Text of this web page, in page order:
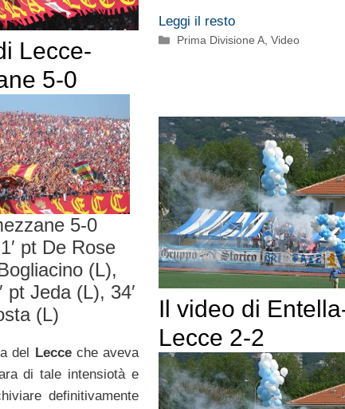
Leggi il resto
Categorie
Prima Divisione A,Video
Lecce-
5-0
5-0
pt De Rose
(L),
pt Jeda (L), 34′
(L)
del Lecceche aveva
di tale intensiotà e
definitivamente
Il video di
Lecce 2-2